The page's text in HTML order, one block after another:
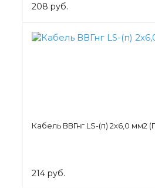
208 руб.
Кабель ВВГнг LS-(п) 2х6,0 мм2
214 руб.